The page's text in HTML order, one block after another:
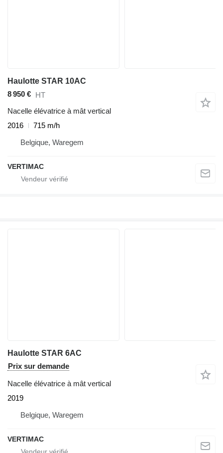
Haulotte STAR 10AC
8 950 € HT
Nacelle élévatrice à mât vertical
2016
715 m/h
Belgique, Waregem
VERTIMAC
Haulotte STAR 6AC
Prix sur demande
Nacelle élévatrice à mât vertical
2019
Belgique, Waregem
VERTIMAC